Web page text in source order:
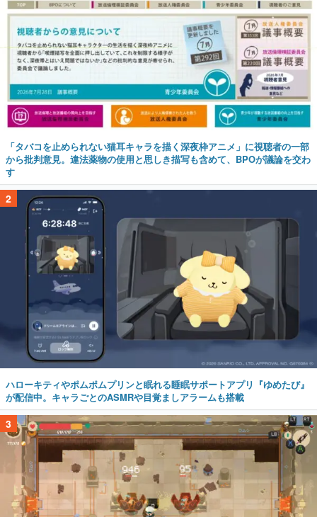
「タバコを止められない猫耳キャラを描く深夜枠アニメ」に視聴者の一部
から批判意見。違法薬物の使用と思しき描写も含めて、BPOが議論を交わ
す
2
ハローキティやポムポムプリンと眠れる睡眠サポートアプリ『ゆめたび』
が配信中。キャラごとのASMRや目覚ましアラームも搭載
3